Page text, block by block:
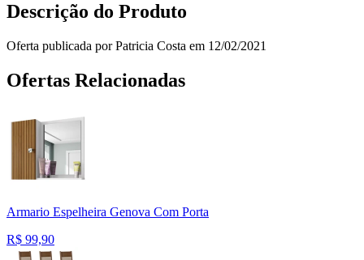
Descrição do Produto
Oferta publicada por Patricia Costa em 12/02/2021
Ofertas Relacionadas
Armario Espelheira Genova Com Porta
R$ 99,90